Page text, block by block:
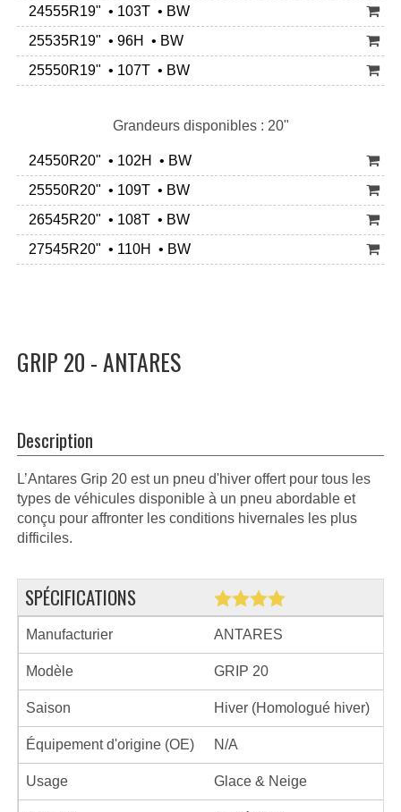
24555R19" • 103T • BW
25535R19" • 96H • BW
25550R19" • 107T • BW
Grandeurs disponibles : 20"
24550R20" • 102H • BW
25550R20" • 109T • BW
26545R20" • 108T • BW
27545R20" • 110H • BW
GRIP 20 - ANTARES
Description
L’Antares Grip 20 est un pneu d'hiver offert pour tous les
types de véhicules disponible à un pneu abordable et
conçu pour affronter les conditions hivernales les plus
difficiles.
SPÉCIFICATIONS
Manufacturier ANTARES
Modèle GRIP 20
Saison Hiver (Homologué hiver)
Équipement d'origine (OE) N/A
Usage Glace & Neige